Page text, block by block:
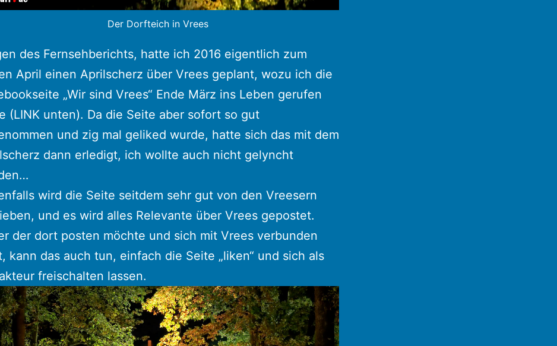
Der Dorfteich in Vrees
des Fernsehberichts, hatte ich 2016 eigentlich zum
April einen Aprilscherz über Vrees geplant, wozu ich die
„Wir sind Vrees“ Ende März ins Leben gerufen
(LINK unten). Da die Seite aber sofort so gut
und zig mal geliked wurde, hatte sich das mit dem
dann erledigt, ich wollte auch nicht gelyncht
wird die Seite seitdem sehr gut von den Vreesern
und es wird alles Relevante über Vrees gepostet.
der dort posten möchte und sich mit Vrees verbunden
kann das auch tun, einfach die Seite „liken“ und sich als
freischalten lassen.